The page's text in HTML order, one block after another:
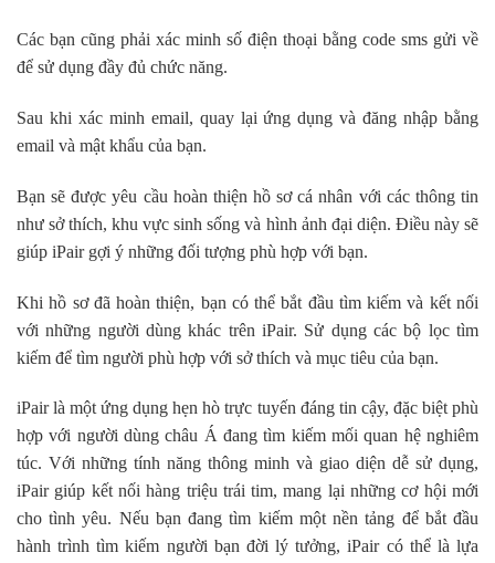
Các bạn cũng phải xác minh số điện thoại bằng code sms gửi về
để sử dụng đầy đủ chức năng.
Sau khi xác minh email, quay lại ứng dụng và đăng nhập bằng
email và mật khẩu của bạn.
Bạn sẽ được yêu cầu hoàn thiện hồ sơ cá nhân với các thông tin
như sở thích, khu vực sinh sống và hình ảnh đại diện. Điều này sẽ
giúp iPair gợi ý những đối tượng phù hợp với bạn.
Khi hồ sơ đã hoàn thiện, bạn có thể bắt đầu tìm kiếm và kết nối
với những người dùng khác trên iPair. Sử dụng các bộ lọc tìm
kiếm để tìm người phù hợp với sở thích và mục tiêu của bạn.
iPair là một ứng dụng hẹn hò trực tuyến đáng tin cậy, đặc biệt phù
hợp với người dùng châu Á đang tìm kiếm mối quan hệ nghiêm
túc. Với những tính năng thông minh và giao diện dễ sử dụng,
iPair giúp kết nối hàng triệu trái tim, mang lại những cơ hội mới
cho tình yêu. Nếu bạn đang tìm kiếm một nền tảng để bắt đầu
hành trình tìm kiếm người bạn đời lý tưởng, iPair có thể là lựa